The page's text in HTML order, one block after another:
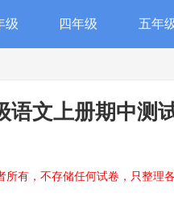
级 四年级 五年
语文上册期中测
有，不存储任何试卷，只整理